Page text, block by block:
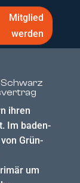
Mitglied
werden
Schwarz
ihren
Im baden-
Grün-
um